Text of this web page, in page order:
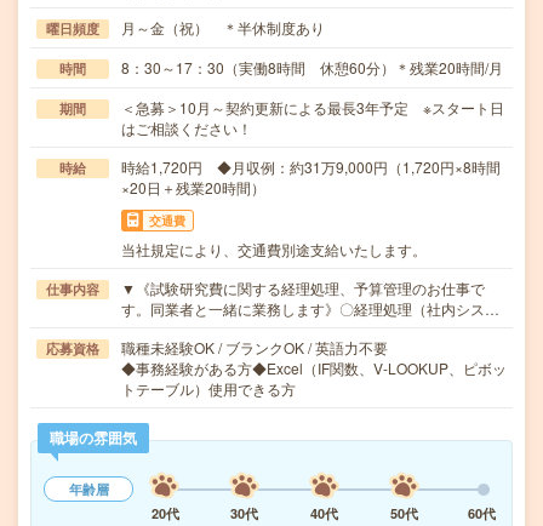
曜日頻度 月～金（祝） ＊半休制度あり
時間 8：30～17：30（実働8時間 休憩60分）＊残業20時間/月
期間
＜急募＞10月～契約更新による最長3年予定 ※スタート日
はご相談ください！
時給
時給1,720円 ◆月収例：約31万9,000円（1,720円×8時間
×20日＋残業20時間）
交通費
当社規定により、交通費別途支給いたします。
仕事内容
▼《試験研究費に関する経理処理、予算管理のお仕事で
す。同業者と一緒に業務します》〇経理処理（社内シス…
応募資格
職種未経験OK / ブランクOK / 英語力不要
◆事務経験がある方◆Excel（IF関数、V-LOOKUP、ピボッ
トテーブル）使用できる方
職場の雰囲気
年齢層
20代
30代 40代 50代
60代